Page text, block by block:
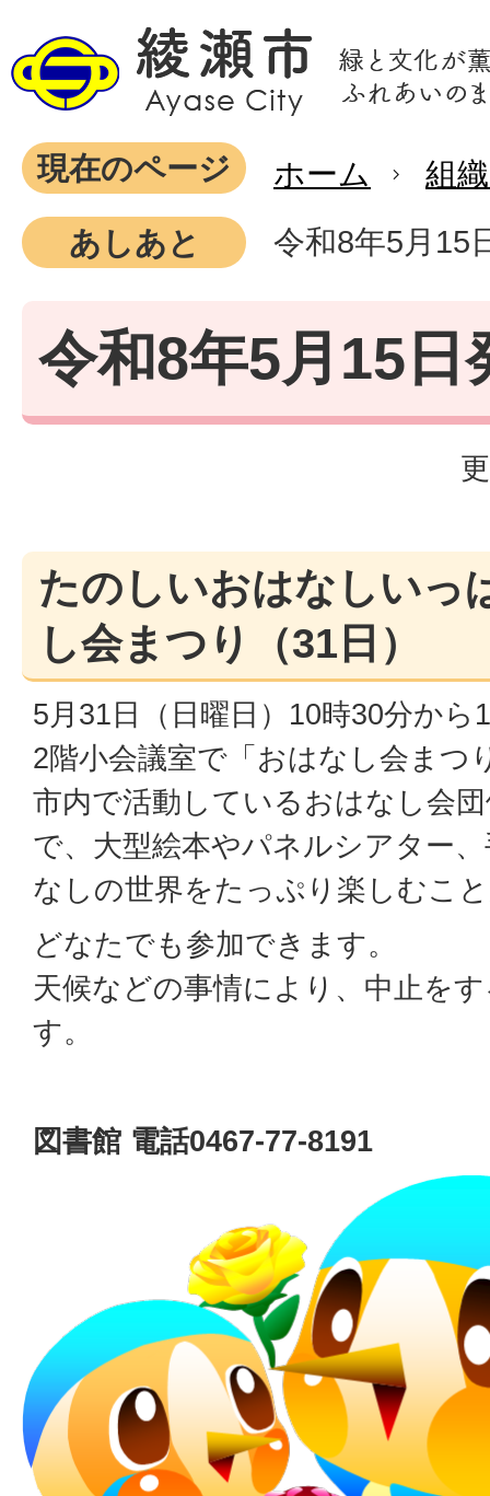
現在のページ ホーム
組
あしあと
令和8年5月15
令和8年5月15日
たのしいおはなしいっ
し会まつり（31日）
5月31日（日曜日）10時30分から
2階小会議室で「おはなし会まつ
市内で活動しているおはなし会
で、大型絵本やパネルシアター
なしの世界をたっぷり楽しむこ
どなたでも参加できます。
天候などの事情により、中止を
す。
図書館 電話0467-77-8191